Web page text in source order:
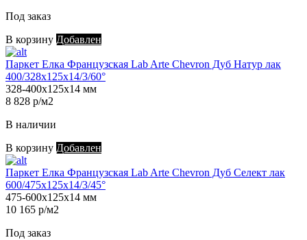
Под заказ
В корзину Добавлен
Паркет Елка Французская Lab Arte Chevron Дуб Натур лак
400/328х125х14/3/60°
328-400х125х14 мм
8 828 р/м2
В наличии
В корзину Добавлен
Паркет Елка Французская Lab Arte Chevron Дуб Селект лак
600/475х125х14/3/45°
475-600х125х14 мм
10 165 р/м2
Под заказ